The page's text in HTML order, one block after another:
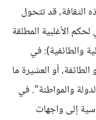
الثقافة، قد تتحول
الأغلبية المطلقة
والطائفية): في
الطائفة، أو العشيرة ما
والمواطنة". في
إلى واجهات